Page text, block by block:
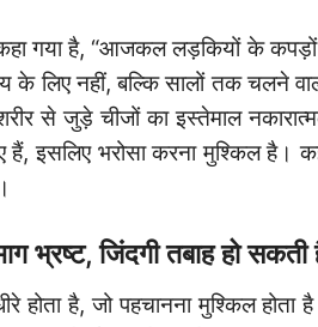
गया है, “आजकल लड़कियों के कपड़ों
लिए नहीं, बल्कि सालों तक चलने
से जुड़े चीजों का इस्तेमाल
हैं, इसलिए भरोसा करना मुश्किल है।
भ्रष्ट, जिंदगी तबाह हो सकती
होता है, जो पहचानना मुश्किल होता